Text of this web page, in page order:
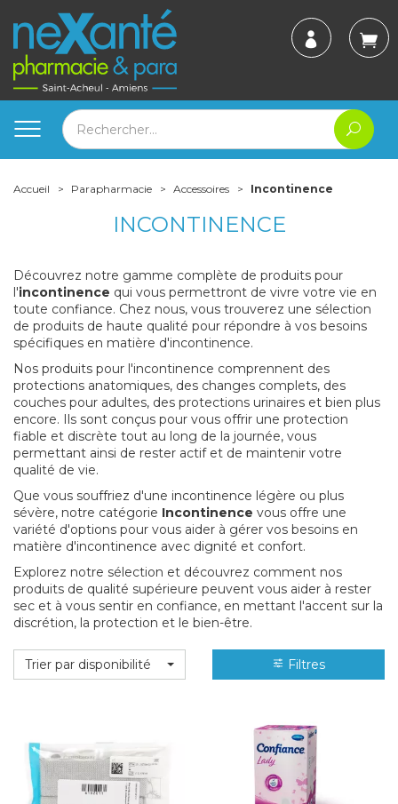
Accueil Parapharmacie Accessoires Incontinence
INCONTINENCE
Découvrez notre gamme complète de produits pour
l'incontinence qui vous permettront de vivre votre vie en
toute confiance. Chez nous, vous trouverez une sélection
de produits de haute qualité pour répondre à vos besoins
spécifiques en matière d'incontinence.
Nos produits pour l'incontinence comprennent des
protections anatomiques, des changes complets, des
couches pour adultes, des protections urinaires et bien plus
encore. Ils sont conçus pour vous offrir une protection
fiable et discrète tout au long de la journée, vous
permettant ainsi de rester actif et de maintenir votre
qualité de vie.
Que vous souffriez d'une incontinence légère ou plus
sévère, notre catégorie Incontinence vous offre une
variété d'options pour vous aider à gérer vos besoins en
matière d'incontinence avec dignité et confort.
Explorez notre sélection et découvrez comment nos
produits de qualité supérieure peuvent vous aider à rester
sec et à vous sentir en confiance, en mettant l'accent sur la
discrétion, la protection et le bien-être.
Trier par disponibilité Filtres